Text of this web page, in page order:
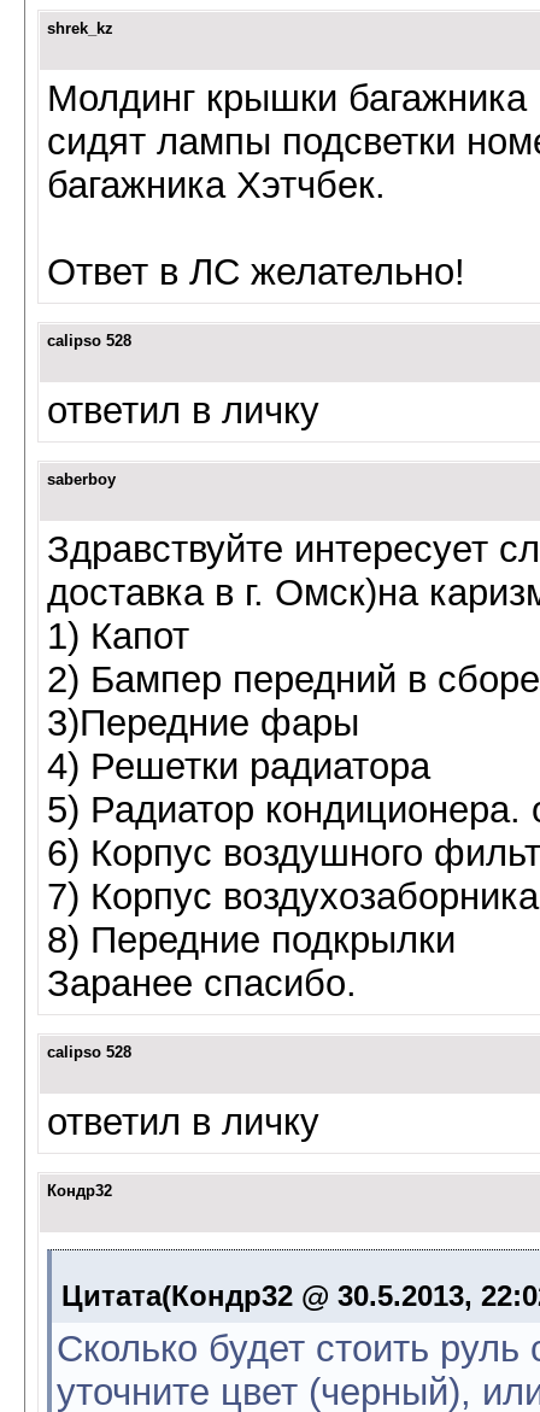
shrek_kz
Молдинг крышки
сидят лампы подсветки
багажника Хэтчбек.
Ответ в ЛС желательно!
calipso 528
ответил в личку
saberboy
Здравствуйте интересует
доставка в г. Омск)на
1) Капот
2) Бампер передний в
3)Передние фары
4) Решетки радиатора
5) Радиатор кондиционера.
6) Корпус воздушного
7) Корпус воздухозаборника
8) Передние подкрылки
Заранее спасибо.
calipso 528
ответил в личку
Кондр32
Цитата(Кондр32 @ 30.5.2013,
Сколько будет стоить
уточните цвет (черный),